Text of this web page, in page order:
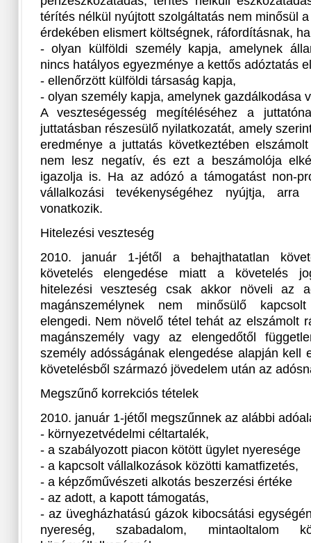
térítés nélkül nyújtott szolgáltatás nem minősül
érdekében elismert költségnek, ráfordításnak,
- olyan külföldi személy kapja, amelynek
nincs hatályos egyezménye a kettős adóztatás
- ellenőrzött külföldi társaság kapja,
- olyan személy kapja, amelynek gazdálkodása
A veszteségesség megítéléséhez a
juttatásban részesülő nyilatkozatát, amely
eredménye a juttatás következtében
nem lesz negatív, és ezt a beszámolója
igazolja is. Ha az adózó a támogatást non-
vállalkozási tevékenységéhez nyújtja,
vonatkozik.
Hitelezési veszteség
2010. január 1-jétől a behajthatatlan
követelés elengedése miatt a követelés
hitelezési veszteség csak akkor növeli az
magánszemélynek nem minősülő
elengedi. Nem növelő tétel tehát az elszámolt
magánszemély vagy az elengedőtől
személy adósságának elengedése alapján kell
követelésből származó jövedelem után az
Megszűnő korrekciós tételek
2010. január 1-jétől megszűnnek az alábbi
- környezetvédelmi céltartalék,
- a szabályozott piacon kötött ügylet nyeresége
- a kapcsolt vállalkozások közötti kamatfizetés,
- a képzőművészeti alkotás beszerzési értéke
- az adott, a kapott támogatás,
- az üvegházhatású gázok kibocsátási
nyereség, szabadalom,